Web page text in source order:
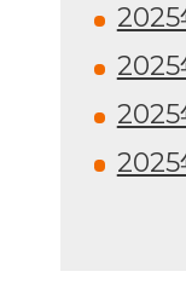
2025
2025
2025
2025